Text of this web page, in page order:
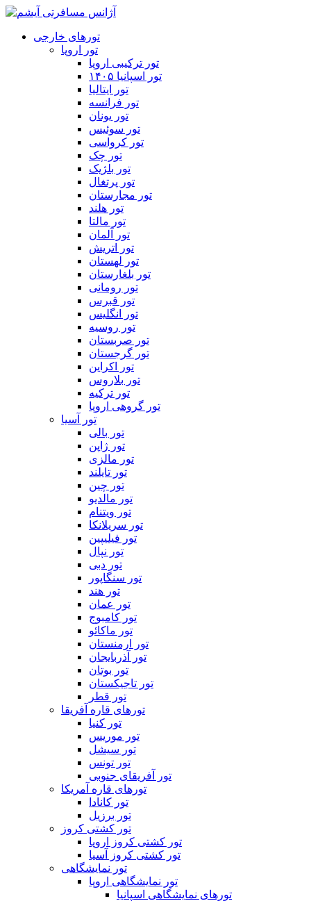
تورهای خارجی
تور اروپا
تور ترکیبی اروپا
تور اسپانیا ۱۴۰۵
تور ایتالیا
تور فرانسه
تور یونان
تور سوئیس
تور کرواسی
تور چک
تور بلژیک
تور پرتغال
تور مجارستان
تور هلند
تور مالتا
تور آلمان
تور اتریش
تور لهستان
تور بلغارستان
تور رومانی
تور قبرس
تور انگلیس
تور روسیه
تور صربستان
تور گرجستان
تور اکراین
تور بلاروس
تور ترکیه
تور گروهی اروپا
تور آسیا
تور بالی
تور ژاپن
تور مالزی
تور تایلند
تور چین
تور مالدیو
تور ویتنام
تور سریلانکا
تور فیلیپین
تور نپال
تور دبی
تور سنگاپور
تور هند
تور عمان
تور کامبوج
تور ماکائو
تور ارمنستان
تور آذربایجان
تور بوتان
تور تاجیکستان
تور قطر
تورهای قاره آفریقا
تور کنیا
تور موریس
تور سیشل
تور تونس
تور آفریقای جنوبی
تورهای قاره آمریکا
تور کانادا
تور برزیل
تور کشتی کروز
تور کشتی کروز اروپا
تور کشتی کروز آسیا
تور نمایشگاهی
تور نمایشگاهی اروپا
تورهای نمایشگاهی اسپانیا